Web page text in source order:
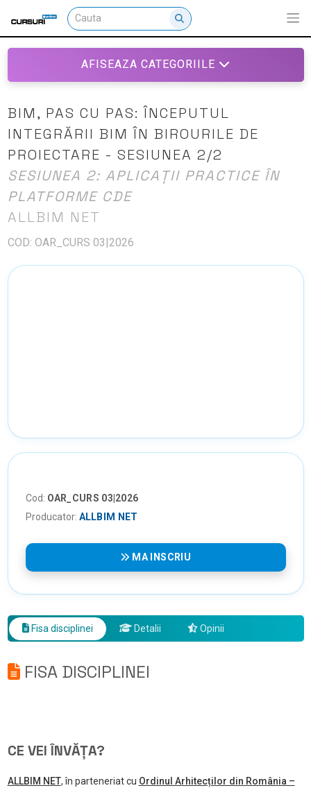
AFISEAZA CATEGORIILE
BIM, PAS CU PAS: ÎNCEPUTUL
INTEGRĂRII BIM ÎN BIROURILE DE
PROIECTARE - SESIUNEA 2/2
SESIUNEA 2: APLICAȚII PRACTICE ÎN
PLATFORME CDE
ALLBIM NET
COD: OAR_CURS 03|2026
Cod: OAR_CURS 03|2026
Producator: ALLBIM NET
MA INSCRIU
Fisa disciplinei Detalii Opinii
FISA DISCIPLINEI
CE VEI ÎNVĂȚA?
ALLBIM NET, în parteneriat cu Ordinul Arhitecților din România –